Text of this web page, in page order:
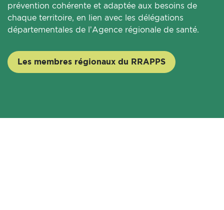
prévention cohérente et adaptée aux besoins de
chaque territoire, en lien avec les délégations
départementales de l’Agence régionale de santé.
Les membres régionaux du RRAPPS